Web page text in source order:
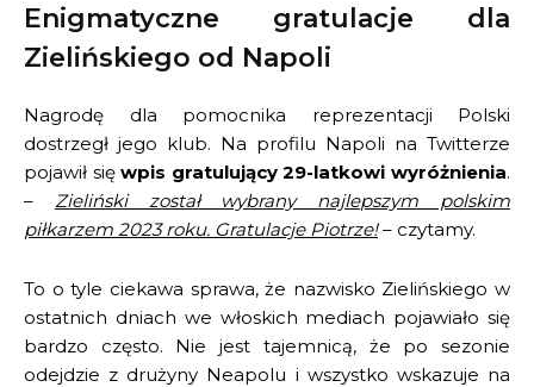
Enigmatyczne gratulacje dla
Zielińskiego od Napoli
Nagrodę dla pomocnika reprezentacji Polski
dostrzegł jego klub. Na profilu Napoli na Twitterze
pojawił sięwpis gratulujący 29-latkowi wyróżnienia.
– Zieliński został wybrany najlepszym polskim
piłkarzem 2023 roku. Gratulacje Piotrze!– czytamy.
To o tyle ciekawa sprawa, że nazwisko Zielińskiego w
ostatnich dniach we włoskich mediach pojawiało się
bardzo często. Nie jest tajemnicą, że po sezonie
odejdzie z drużyny Neapolu i wszystko wskazuje na